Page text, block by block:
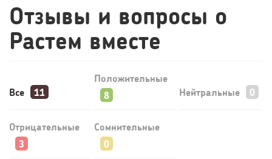
Отзывы и вопросы о
Растем вместе
Все
Положительные
Нейтральные
Отрицательные Сомнительные